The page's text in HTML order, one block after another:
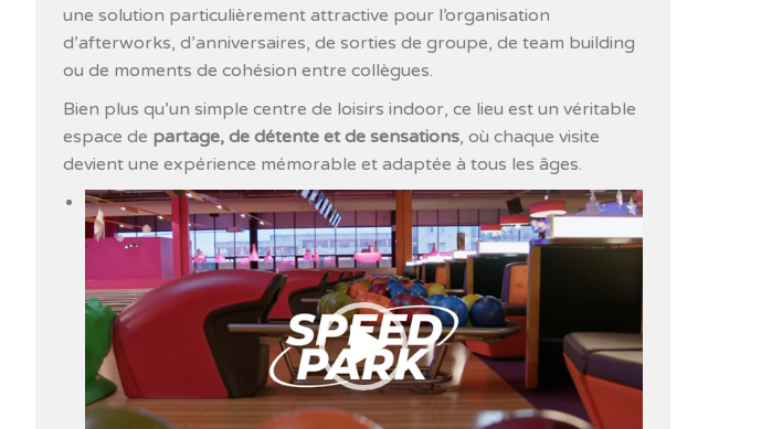
une solution particulièrement attractive pour l’organisation
d’afterworks, d’anniversaires, de sorties de groupe, de team building
ou de moments de cohésion entre collègues.
Bien plus qu’un simple centre de loisirs indoor, ce lieu est un véritable
espace de partage, de détente et de sensations, où chaque visite
devient une expérience mémorable et adaptée à tous les âges.
Lecteur
vidéo